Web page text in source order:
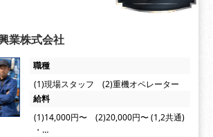
業株式会社
職種
(1)現場スタッフ (2)重機オペレーター
給料
(1)14,000円〜 (2)20,000円〜 (1,2共通)
・…